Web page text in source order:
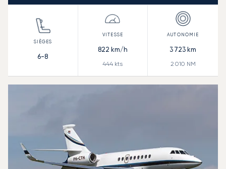
6-8
822 km/h
444 kts
3 723 km
2 010 NM